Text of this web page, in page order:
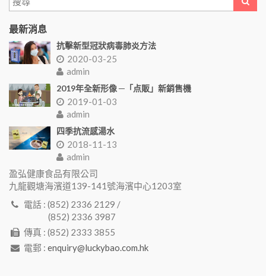
最新消息
抗擊新型冠狀病毒肺炎方法
2020-03-25
admin
2019年全新形像 ─「点販」新銷售機
2019-01-03
admin
四季抗流感湯水
2018-11-13
admin
盈弘健康食品有限公司
九龍觀塘海濱道139-141號海濱中心1203室
電話 : (852) 2336 2129 /
(852) 2336 3987
傳真 : (852) 2333 3855
電郵 : enquiry@luckybao.com.hk